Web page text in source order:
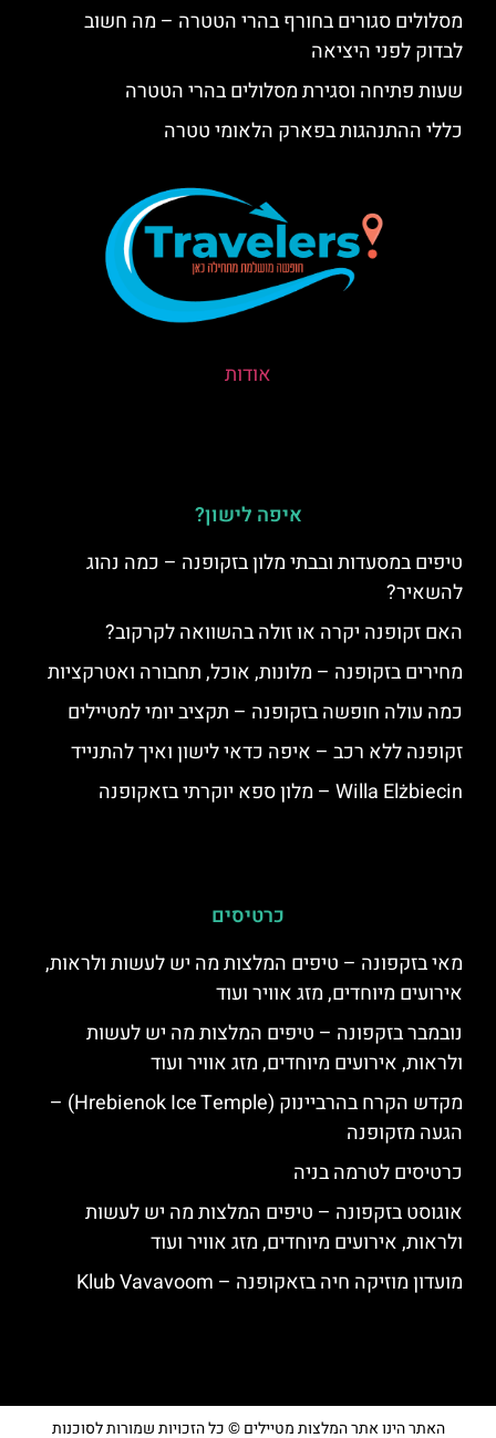
מסלולים סגורים בחורף בהרי הטטרה – מה חשוב
לבדוק לפני היציאה
שעות פתיחה וסגירת מסלולים בהרי הטטרה
כללי ההתנהגות בפארק הלאומי טטרה
אודות
איפה לישון?
טיפים במסעדות ובבתי מלון בזקופנה – כמה נהוג
להשאיר?
האם זקופנה יקרה או זולה בהשוואה לקרקוב?
מחירים בזקופנה – מלונות, אוכל, תחבורה ואטרקציות
כמה עולה חופשה בזקופנה – תקציב יומי למטיילים
זקופנה ללא רכב – איפה כדאי לישון ואיך להתנייד
Willa Elżbiecin – מלון ספא יוקרתי בזאקופנה
כרטיסים
מאי בזקפונה – טיפים המלצות מה יש לעשות ולראות,
אירועים מיוחדים, מזג אוויר ועוד
נובמבר בזקפונה – טיפים המלצות מה יש לעשות
ולראות, אירועים מיוחדים, מזג אוויר ועוד
מקדש הקרח בהרביינוק (Hrebienok Ice Temple) –
הגעה מזקופנה
כרטיסים לטרמה בניה
אוגוסט בזקפונה – טיפים המלצות מה יש לעשות
ולראות, אירועים מיוחדים, מזג אוויר ועוד
מועדון מוזיקה חיה בזאקופנה – Klub Vavavoom
האתר הינו אתר המלצות מטיילים © כל הזכויות שמורות לסוכנות